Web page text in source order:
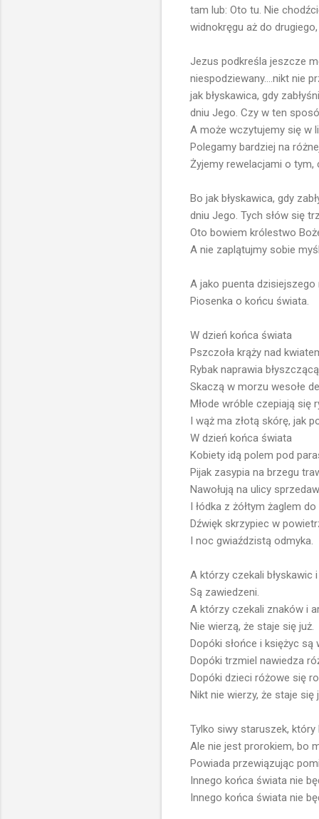
tam lub: Oto tu. Nie
widnokręgu aż do
Jezus podkreśla jeszcze
niespodziewany....nikt nie
jak błyskawica, gdy
dniu Jego. Czy w ten
A może wczytujemy się w
Polegamy bardziej na
Żyjemy rewelacjami o tym,
Bo jak błyskawica, gdy
dniu Jego. Tych słów się
Oto bowiem królestwo
A nie zaplątujmy sobie
A jako puenta dzisiejszego
Piosenka o końcu świata.
W dzień końca świata
Pszczoła krąży nad
Rybak naprawia
Skaczą w morzu wesołe
Młode wróble czepiają się
I wąż ma złotą skórę, jak
W dzień końca świata
Kobiety idą polem pod
Pijak zasypia na brzegu
Nawołują na ulicy
I łódka z żółtym żaglem
Dźwięk skrzypiec w
I noc gwiaździstą odmyka.
A którzy czekali błyskawic
Są zawiedzeni.
A którzy czekali znaków i
Nie wierzą, że staje się już.
Dopóki słońce i księżyc są
Dopóki trzmiel nawiedza
Dopóki dzieci różowe się
Nikt nie wierzy, że staje się
Tylko siwy staruszek, który
Ale nie jest prorokiem, bo
Powiada przewiązując
Innego końca świata nie
Innego końca świata nie